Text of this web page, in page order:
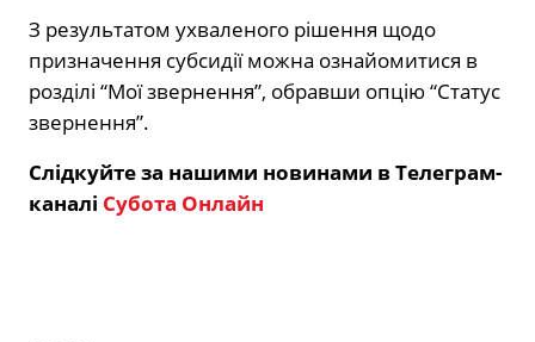
З результатом ухваленого рішення щодо
призначення субсидії можна ознайомитися в
розділі “Мої звернення”, обравши опцію “Статус
звернення”.
Слідкуйте за нашими новинами в Телеграм-
каналі Субота Онлайн